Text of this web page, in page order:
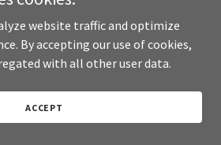
Bobby Naughton, Dwight Andrews,
Hemingway), appearing on the 1981
Blues. Williams died September
1940 - September 16th, 2022) The
website traffic and optimize
By accepting our use of cookies,
with all other user data.
ACCEPT